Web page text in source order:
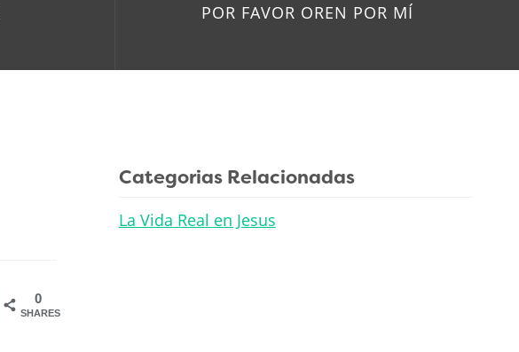
POR FAVOR OREN POR MÍ
0
SHARES
Categorias Relacionadas
La Vida Real en Jesus